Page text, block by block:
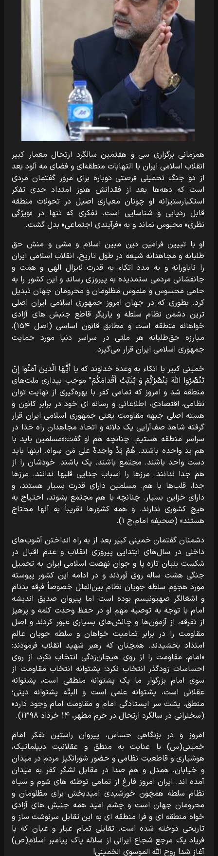
همزمانی برگزاری سی و هفتمین سالگرد ارتحال معمار کبیر
انقلاب اسلامی ایران با التهابات منطقه‌ای و فضای مه آلود بعد
از دو جنگ تحمیلی فرصتی دوباره برای مرور گفتمان مردی
است که دهه‌ها بعد از فقدانش هنوز امتداد جدی تفکر
استکبارستیزانه او چونان معیاری اصیل در تحولات منطقه
قابل ردیابی و شناسایی است. تفکری که تنها در «ویژگی
نظری» محبوس نماند و به «فرآیندی اجتماعی» بدل گشت.
او با تبیین فرامین دین مبین اسلام و مشی و منش حق
طلبانه و مجاهدانه شیعه در طول تاریخ، انقلاب اسلامی ایران
را ناباورانه و به مدد اتکاء به قدرت لایزال الهی و همت و
جانفشانی مردمی ستمدیده به پیروزی رساند و این کشور را به
حامی محسوس و ملموس مظلومان و محرومان جهان تبدیل
کرد. بطوری که در جهان امروز جمهوری اسلامی ایران اصلی
ترین دشمن نظام سلطه و یاریگر قاطع جنبش های آزادی
خواهانه منطقه است و مطابق قانون اساسی (اصل ۱۵۴)،
مبارزه حق‌طلبانه هر ملتی در سراسر دنیا مورد حمایت
جمهوری اسلامی ایران قرار می‌گیرد.
خمینی کبیر با اتکاء به وعده خداوند که یا أَیُّهَا الَّذینَ آمَنُوا إِنْ
تَنْصُرُوا اللَّهَ یَنْصُرْکُمْ وَ یُثَبِّتْ أَقْدامَکُمْ" موجب بیداری ملت‌های
منطقه شد و امروز که تمامی کفر با بهره‌گیری از نهایت توان
نظامی، اقتصادی، اطلاعاتی و رسانه ای خود در برابر کانون و
هسته اصلی جبهه مقاومت یعنی جمهوری اسلامی ایران قرار
گرفته شاهد صف‌آرایی یک دلانه و اتحاد مجاهدان راه خدا در
سراسر منطقه هستیم. چنانچه هم او گفت:«مسلمین باید با
هم ید واحده باشند. هُمْ یَدٌ واحِدهٌ علی مَن سِواه. اینها باید
دست واحد باشند. مجتمع باشند. یک باشند. خودشان را از
هم جدا ندانند. مرزها را اسباب جدایی قلبها ندانند. مرزها
جدا، قلب‌ها با هم. مسلمین دارای قدرت بسیار هستند، و
دارای خزاین بسیار. چنانچه با هم مجتمع بشوند، احتیاج به
هیچ کشوری ندارند. و همه کشورها تقریباً به آنها محتاج
هستند» (صحیفه امام،ج ۱).
دشمنان گفتمان خمینی کبیر بعد از به راه انداختن آشوب‌های
داخلی در سال‌های ابتدایی پیروزی انقلاب و عدم اقبال در
شکست بنیان تازه پا و جوان نهضت اسلامی ایران به تحمیل
جنگی هشت ساله روی آوردند و در ادامه این کشور پیوسته
مورد هجوم سلطه جویان نظام بین‌الملل خصوصاً فرقه بدنام
و اشغالگر صهیونیسم بوده است اما پیروان صدیق اندیشه
امام با توجه به توصیه مهم او در حفظ وحدت کلمه و پرهیز
از تفرقه، از آزمون‌ها و چالش‌های بسیاری عبور کردند و اصل
مقاومت را در برابر تمامیت خواهان و سلطه جویان عالم
امتداد بخشیدند. همچنان که رهبر شهید انقلاب فرمودند:
«امام، مقاومت را از روی هیجان‌زدگی انتخاب نکرد، از روی
احساسات زودگذر انتخاب نکرد؛ پشتوانه‌ انتخاب مقاومت از
سوی امام بزرگوار ما یک پشتوانه‌ منطقی است، پشتوانه‌
عقلانی است، پشتوانه‌ علمی است و البتّه پشتوانه‌ دینی؛
منطق، پشت سر ایستادگی امام و مقاومت امام وجود دارد»
(سخنرانی در سالگرد ارتحال در حرم مطهر، ۱۴ خرداد ۱۳۹۸).
امروز و در بزنگاهی حساس، پیروان راستین تفکر امام
خمینی(س) با عنایت به منطق و عقلانیت دیپلماتیک،
هوشیاری و قاطعیت نظامی و حضور شورانگیز مردم در میدان
و خیابان، همدل و هم صدا در مقابل لشگر کفر به میدان
آمده اند. ایران امروز فارغ از تمامی توطئه های شوم و سیاه
نظام سلطه همچون خورشیدی امیدبخش برای مظلومان و
محرومان جهان است و چشم امید همه جنبش های آزادی
خواه منطقه ای و فرا منطقه ای به این تقابل سرنوشت ساز و
تاریخی دوخته شده است. تقابلی تمام عیار و عیان که با
فریاد یک مرجع شجاع ایرانی از سلاله پاک پیامبر اسلام(ص)
آغاز شد! روح الله الموسوی الخمینی!